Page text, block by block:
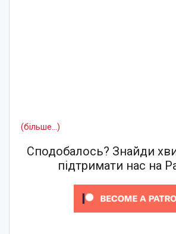
(більше…)
Сподобалось? Знайди
підтримати нас на